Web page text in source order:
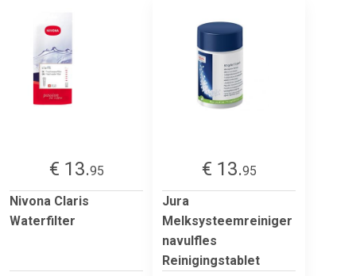
€ 13.95
Nivona Claris
Waterfilter
€ 13.95
Jura
Melksysteemreiniger
navulfles
Reinigingstablet